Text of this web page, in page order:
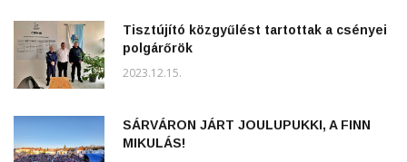
Tisztújító közgyűlést tartottak a csényei
polgárőrök
2023.12.15.
SÁRVÁRON JÁRT JOULUPUKKI, A FINN
MIKULÁS!